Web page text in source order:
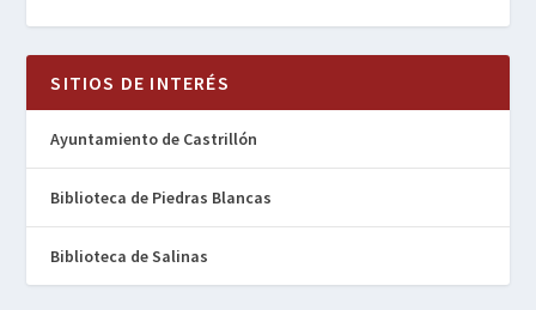
SITIOS DE INTERÉS
Ayuntamiento de Castrillón
Biblioteca de Piedras Blancas
Biblioteca de Salinas